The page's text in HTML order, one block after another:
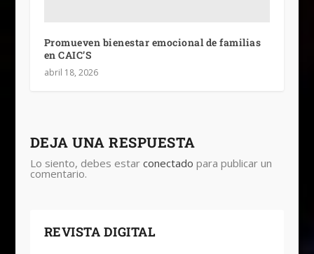
Promueven bienestar emocional de familias
en CAIC’S
abril 18, 2026
DEJA UNA RESPUESTA
Lo siento, debes estar conectado para publicar un
comentario.
REVISTA DIGITAL